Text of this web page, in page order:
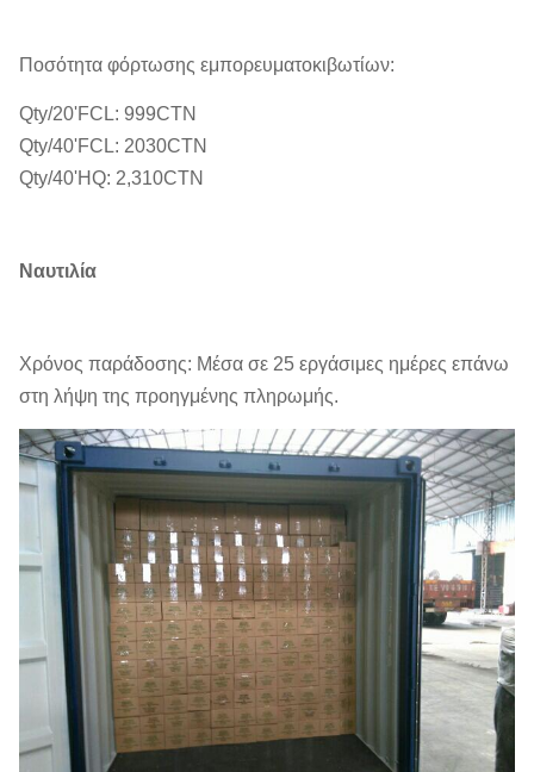
Ποσότητα φόρτωσης εμπορευματοκιβωτίων:
Qty/20'FCL: 999CTN
Qty/40'FCL: 2030CTN
Qty/40'HQ: 2,310CTN
Ναυτιλία
Χρόνος παράδοσης: Μέσα σε 25 εργάσιμες ημέρες επάνω
στη λήψη της προηγμένης πληρωμής.